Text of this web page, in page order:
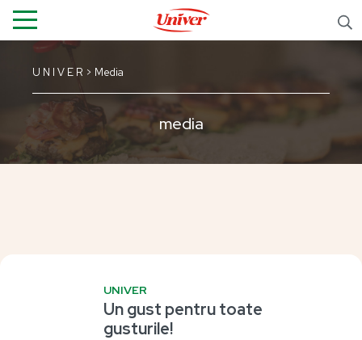
U N I V E R > Media
media
UNIVER
Un gust pentru toate
gusturile!